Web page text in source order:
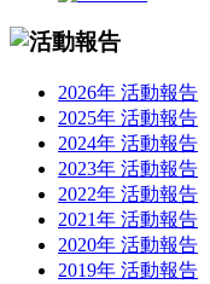
2026年 活動報告
2025年 活動報告
2024年 活動報告
2023年 活動報告
2022年 活動報告
2021年 活動報告
2020年 活動報告
2019年 活動報告